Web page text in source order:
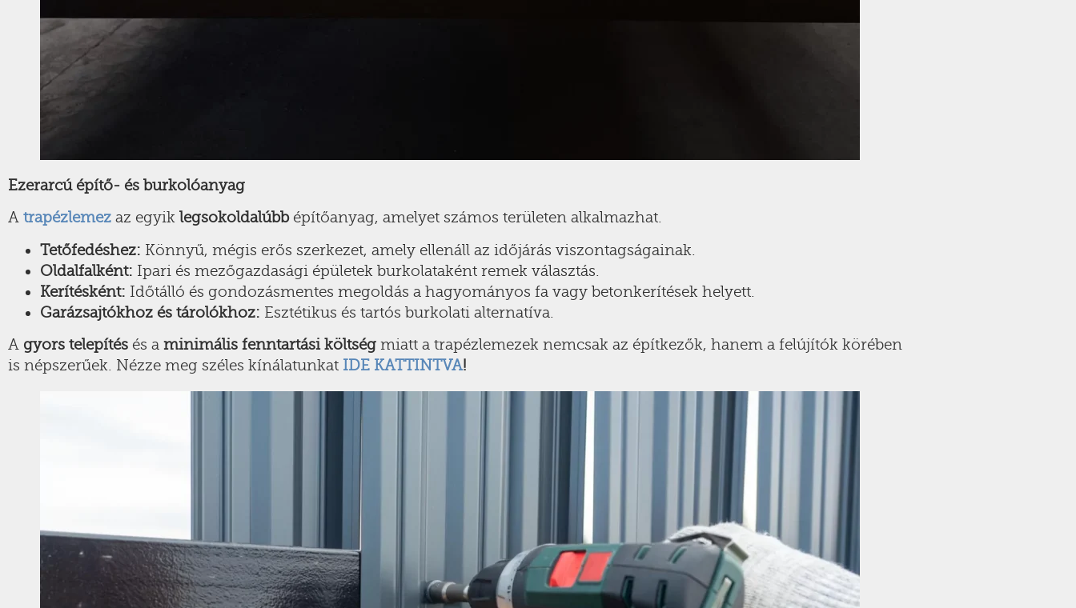
Ezerarcú építő- és burkolóanyag
A trapézlemez az egyik legsokoldalúbbépítőanyag, amelyet számos területen alkalmazhat.
Tetőfedéshez: Könnyű, mégis erős szerkezet, amely ellenáll az időjárás viszontagságainak.
Oldalfalként: Ipari és mezőgazdasági épületek burkolataként remek választás.
Kerítésként: Időtálló és gondozásmentes megoldás a hagyományos fa vagy betonkerítések helyett.
Garázsajtókhoz és tárolókhoz: Esztétikus és tartós burkolati alternatíva.
A gyors telepítés és a minimális fenntartási költség miatt a trapézlemezek nemcsak az építkezők, hanem a felújítók körében
is népszerűek. Nézze meg széles kínálatunkat IDE KATTINTVA!